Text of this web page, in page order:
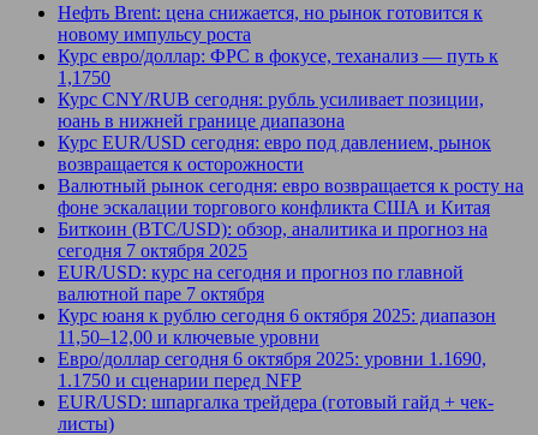
Нефть Brent: цена снижается, но рынок готовится к
новому импульсу роста
Курс евро/доллар: ФРС в фокусе, теханализ — путь к
1,1750
Курс CNY/RUB сегодня: рубль усиливает позиции,
юань в нижней границе диапазона
Курс EUR/USD сегодня: евро под давлением, рынок
возвращается к осторожности
Валютный рынок сегодня: евро возвращается к росту на
фоне эскалации торгового конфликта США и Китая
Биткоин (BTC/USD): обзор, аналитика и прогноз на
сегодня 7 октября 2025
EUR/USD: курс на сегодня и прогноз по главной
валютной паре 7 октября
Курс юаня к рублю сегодня 6 октября 2025: диапазон
11,50–12,00 и ключевые уровни
Евро/доллар сегодня 6 октября 2025: уровни 1.1690,
1.1750 и сценарии перед NFP
EUR/USD: шпаргалка трейдера (готовый гайд + чек-
листы)